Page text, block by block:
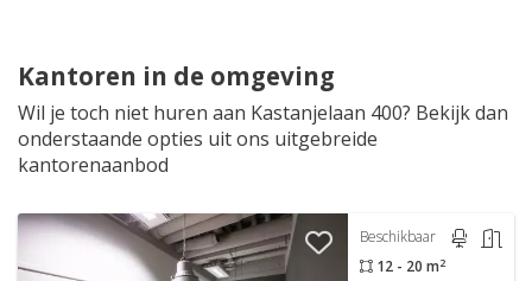
Kantoren in de omgeving
Wil je toch niet huren aan Kastanjelaan 400? Bekijk dan
onderstaande opties uit ons uitgebreide
kantorenaanbod
Beschikbaar
12 - 20 m2